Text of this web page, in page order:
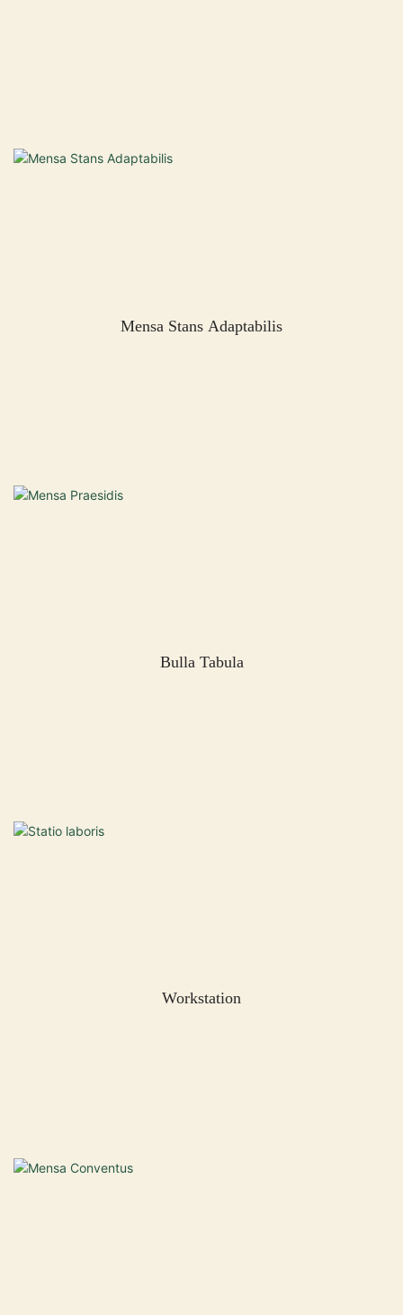
Mensa Stans Adaptabilis
Bulla Tabula
Workstation